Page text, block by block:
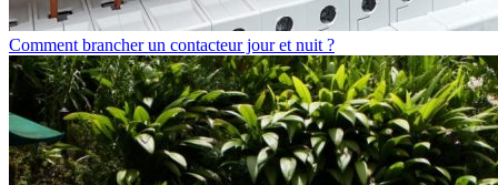
Comment brancher un contacteur jour et nuit ?